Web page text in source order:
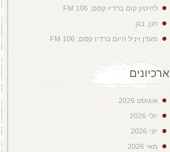
להיטון.קום ברדיו קסם, 106 FM
חנן, בגן
מעדן ויניל היום ברדיו קסם, 106 FM
ארכיונים
אוגוסט 2026
יולי 2026
יוני 2026
מאי 2026